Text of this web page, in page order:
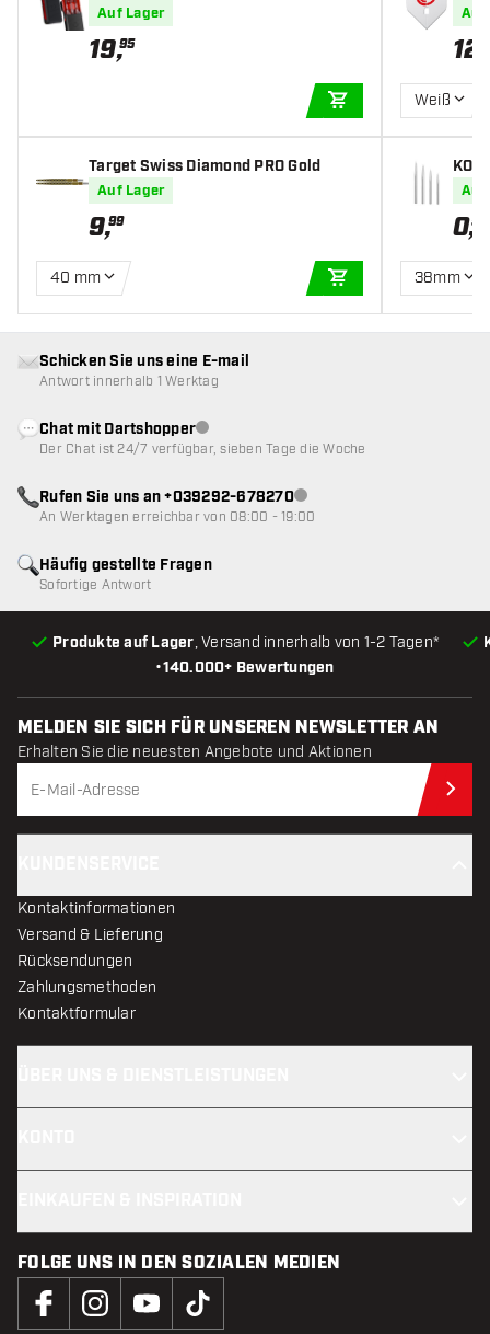
Auf Lager
19,95
IN DEN
Target Swiss Diamond PRO Gold
Auf Lager
9,99
40 mm
IN DEN
Auf
12
Weiß
Auf
0,59
38mm
•140.000+ Bewertungen
Produkte auf Lager, Versand innerhalb von 1-2 Tagen*
Häufig gestellte Fragen
Sofortige Antwort
Schicken Sie uns eine E-mail
Antwort innerhalb 1 Werktag
Chat mit DartshopperKundenservice nicht verfügbar
Der Chat ist 24/7 verfügbar, sieben Tage die Woche
Rufen Sie uns an +039292-678270Kundenservice nicht
An Werktagen erreichbar von 08:00 - 19:00
MELDEN SIE SICH FÜR UNSEREN NEWSLETTER AN
Erhalten Sie die neuesten Angebote und Aktionen
Kontaktinformationen
Versand & Lieferung
Rücksendungen
Zahlungsmethoden
Kontaktformular
FOLGE UNS IN DEN SOZIALEN MEDIEN